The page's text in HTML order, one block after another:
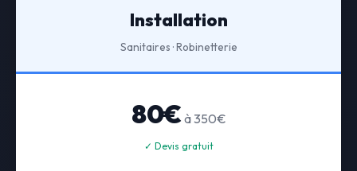
Installation
Sanitaires · Robinetterie
80€ à 350€
✓ Devis gratuit